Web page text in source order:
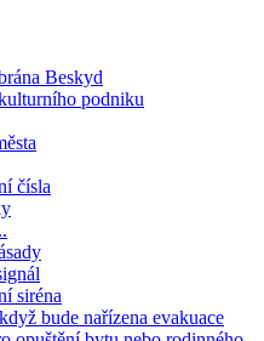
Beskyd
podniku
čísla
siréna
bude nařízena evakuace